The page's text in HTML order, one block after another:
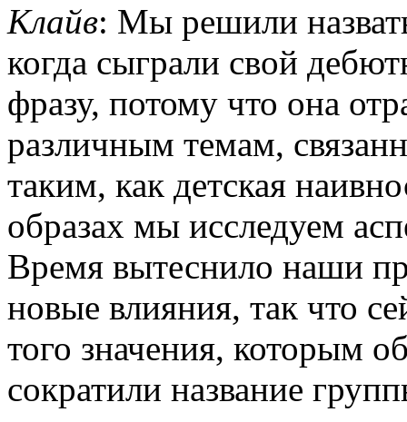
Клайв: Мы решили
когда сыграли свой
фразу, потому что она
различным темам,
таким, как детская
образах мы исследуем
Время вытеснило наши
новые влияния, так что
того значения, которым
сократили название